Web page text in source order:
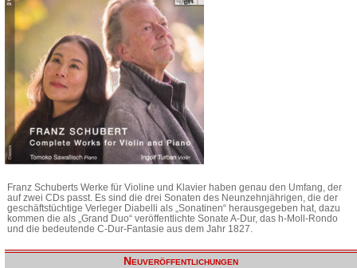
Franz Schuberts Werke für Violine und Klavier haben genau den Umfang, der
auf zwei CDs passt. Es sind die drei Sonaten des Neunzehnjährigen, die der
geschäftstüchtige Verleger Diabelli als „Sonatinen“ herausgegeben hat, dazu
kommen die als „Grand Duo“ veröffentlichte Sonate A-Dur, das h-Moll-Rondo
und die bedeutende C-Dur-Fantasie aus dem Jahr 1827.
Neuveröffentlichungen